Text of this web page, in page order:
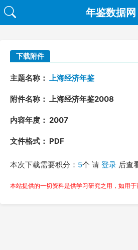
年鉴数据网
下载附件
主题名称： 上海经济年鉴
附件名称： 上海经济年鉴2008
内容年度： 2007
文件格式： PDF
本次下载需要积分： 5个 请 登录 后查
本站提供的一切资料是供学习研究之用，如用于